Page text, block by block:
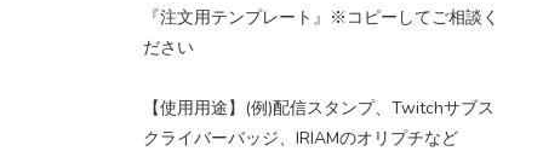
『注文用テンプレート』※コピーしてご相談く
ださい
【使用用途】(例)配信スタンプ、Twitchサブス
クライバーバッジ、IRIAMのオリプチなど